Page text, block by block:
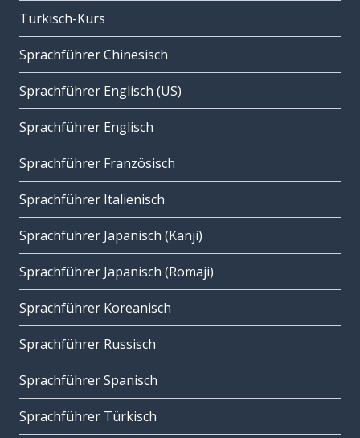
Türkisch-Kurs
Sprachführer Chinesisch
Sprachführer Englisch (US)
Sprachführer Englisch
Sprachführer Französisch
Sprachführer Italienisch
Sprachführer Japanisch (Kanji)
Sprachführer Japanisch (Romaji)
Sprachführer Koreanisch
Sprachführer Russisch
Sprachführer Spanisch
Sprachführer Türkisch